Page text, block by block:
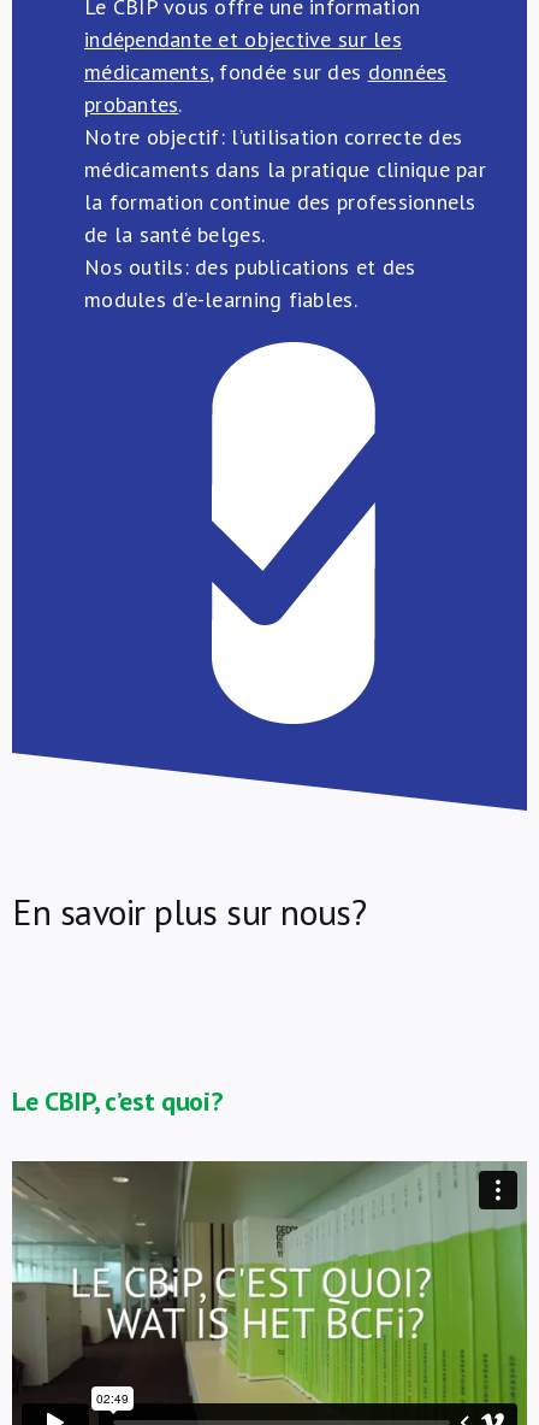
Le CBIP vous offre une information
indépendante et objective sur les
médicaments, fondée sur des données
probantes.
Notre objectif: l’utilisation correcte des
médicaments dans la pratique clinique par
la formation continue des professionnels
de la santé belges.
Nos outils: des publications et des
modules d’e-learning fiables.
En savoir plus sur nous?
Le CBIP, c’est quoi?